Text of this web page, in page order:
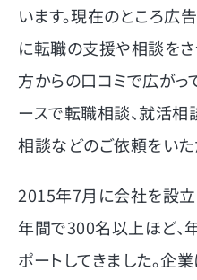
います。現在のところ広
に転職の支援や相談を
方からの口コミで広がっ
ースで転職相談、就活相
相談などのご依頼をいた
2015年7月に会社を設立
年間で300名以上ほど、
ポートしてきました。企